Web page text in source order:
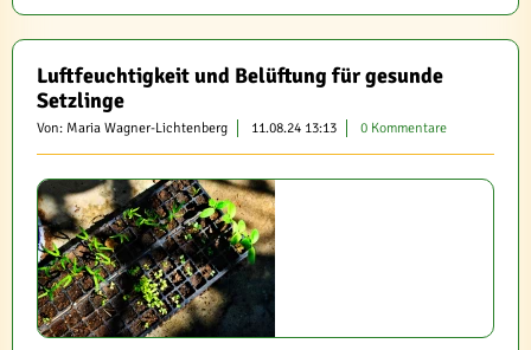
Luftfeuchtigkeit und Belüftung für gesunde
Setzlinge
Von: Maria Wagner-Lichtenberg 11.08.24 13:13 0 Kommentare